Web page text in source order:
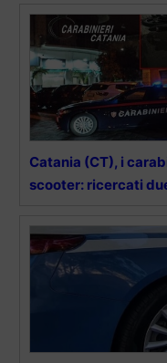
Catania (CT), i
scooter: ricercati